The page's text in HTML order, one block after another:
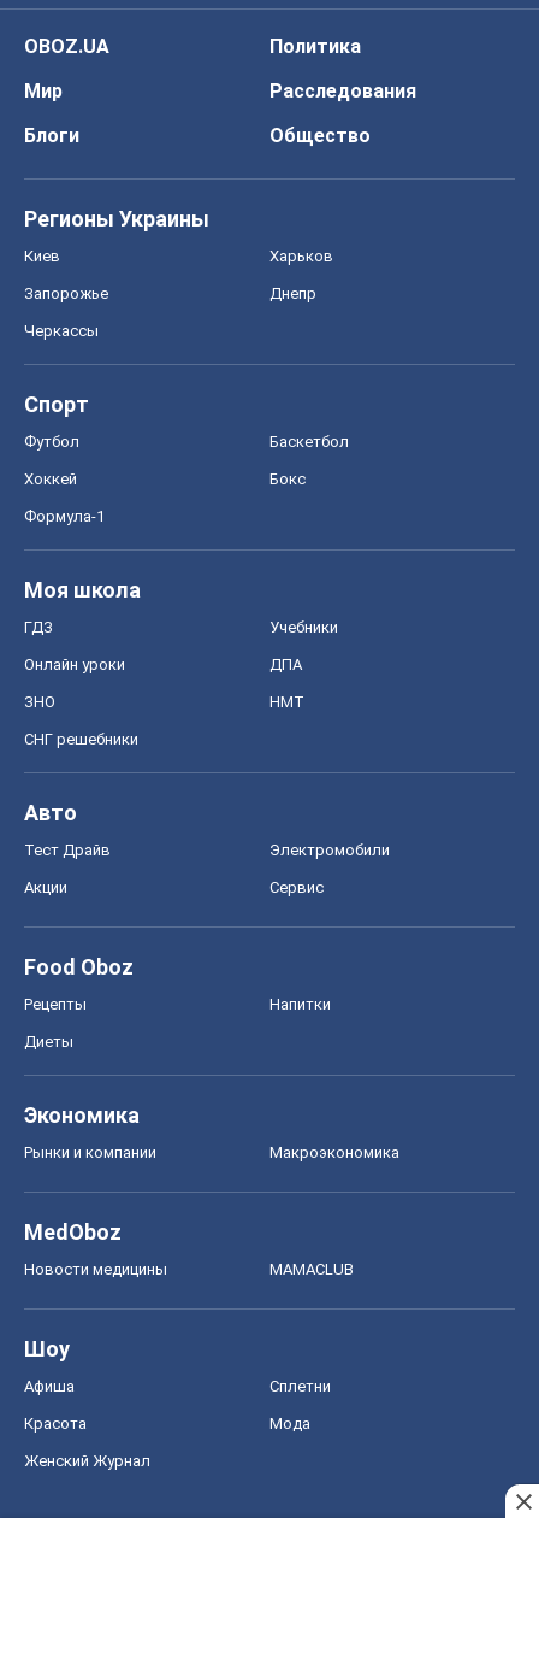
OBOZ.UA
Политика
Мир
Расследования
Блоги
Общество
Регионы Украины
Киев Харьков
Запорожье Днепр
Черкассы
Спорт
Футбол Баскетбол
Хоккей Бокс
Формула-1
Моя школа
ГДЗ Учебники
Онлайн уроки ДПА
ЗНО НМТ
СНГ решебники
Авто
Тест Драйв Электромобили
Акции Сервис
Food Oboz
Рецепты Напитки
Диеты
Экономика
Рынки и компании Mакроэкономика
MedOboz
Новости медицины MAMACLUB
Шоу
Афиша Сплетни
Красота Мода
Женский Журнал